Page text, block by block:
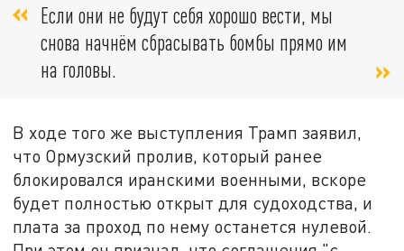
Если они не будут себя хорошо вести, мы
снова начнём сбрасывать бомбы прямо им
на головы.
В ходе того же выступления Трамп заявил,
что Ормузский пролив, который ранее
блокировался иранскими военными, вскоре
будет полностью открыт для судоходства, и
плата за проход по нему останется нулевой.